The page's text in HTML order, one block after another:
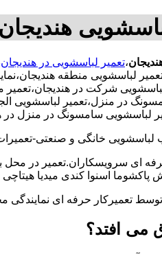
،تعمیر لباسشویی در هندیجان
لباسشویی منطقه
شرکت در هندیجان،تعمیر
در منزل،تعمیر لباسشویی
لباسشویی سامسونگ در منزل در
خانگی و صنعتی-تعمیرات
ای سرویسکاران.تعمیر در
اسنوا کندی میدیا
توسط تعمیرکار حرفه ای
می افتد؟